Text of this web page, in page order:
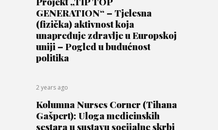
GENERATION“ – Tjelesna
(fizička) aktivnost koja
unapređuje zdravlje u Europskoj
uniji – Pogled u budućnost
politika
2 years ago
Kolumna Nurses Corner (Tihana
Gašpert): Uloga medicinskih
sestara u sustavu socijalne skrbi